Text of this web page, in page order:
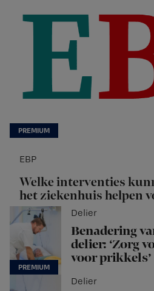
EBP
Welke interventies
het ziekenhuis helpen
Delier
Benadering
delier: ‘Zorg
voor prikkels’
Delier